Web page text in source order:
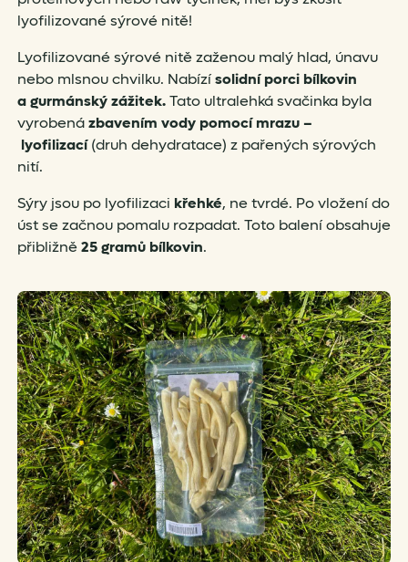
lyofilizované sýrové nitě!
Lyofilizované sýrové nitě zaženou malý hlad, únavu
nebo mlsnou chvilku. Nabízísolidní porci bílkovin
agurmánský zážitek.Tato ultralehká svačinka byla
vyrobenázbavením vody pomocí mrazu –
lyofilizací(druh dehydratace) z pařených sýrových
nití.
Sýry jsou po lyofilizaci křehké, ne tvrdé. Po vložení do
úst se začnou pomalu rozpadat. Toto balení obsahuje
přibližně25 gramů bílkovin.